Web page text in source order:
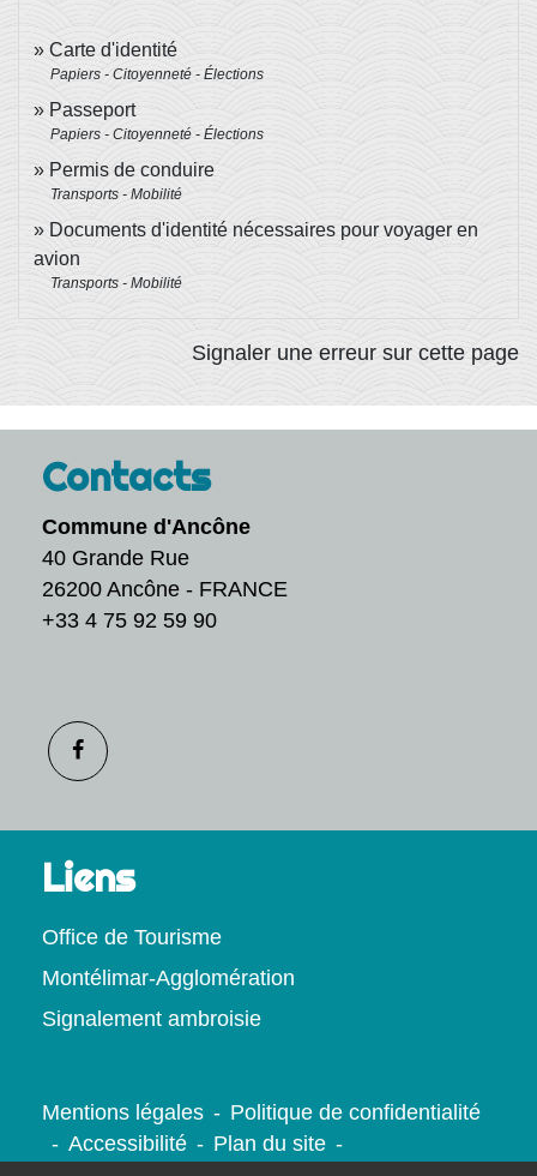
Carte d'identité
Papiers - Citoyenneté - Élections
Passeport
Papiers - Citoyenneté - Élections
Permis de conduire
Transports - Mobilité
Documents d'identité nécessaires pour voyager en
avion
Transports - Mobilité
Signaler une erreur sur cette page
Contacts
Commune d'Ancône
40 Grande Rue
26200 Ancône - FRANCE
+33 4 75 92 59 90
Liens
Office de Tourisme
Montélimar-Agglomération
Signalement ambroisie
Mentions légales - Politique de confidentialité
- Accessibilité - Plan du site -